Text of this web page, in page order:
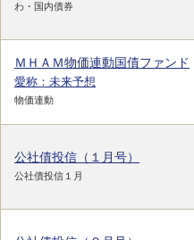
わ・国内債券
ＭＨＡＭ物価連動国債ファンド
愛称：未来予想
物価連動
公社債投信（１月号）
公社債投信１月